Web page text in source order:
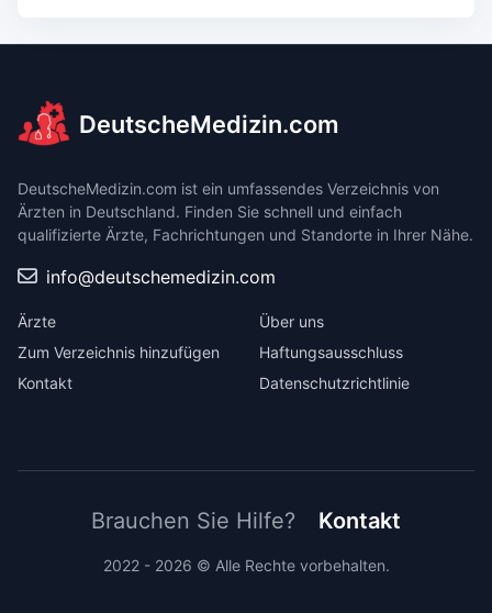
DeutscheMedizin.com
DeutscheMedizin.com ist ein umfassendes Verzeichnis von
Ärzten in Deutschland. Finden Sie schnell und einfach
qualifizierte Ärzte, Fachrichtungen und Standorte in Ihrer Nähe.
info@deutschemedizin.com
Ärzte
Zum Verzeichnis hinzufügen
Kontakt
Über uns
Haftungsausschluss
Datenschutzrichtlinie
Brauchen Sie Hilfe? Kontakt
2022 - 2026 © Alle Rechte vorbehalten.